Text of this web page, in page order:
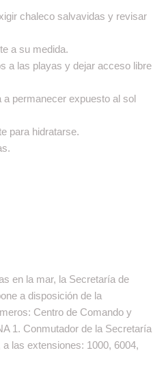
chaleco salvavidas y revisar
a su medida.
a las playas y dejar acceso libre
a permanecer expuesto al sol
para hidratarse.
en la mar, la Secretaría de
a disposición de la
Centro de Comando y
1. Conmutador de la Secretaría
las extensiones: 1000, 6004,